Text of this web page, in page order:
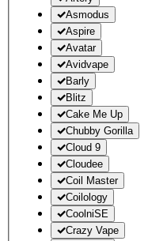
Asmodus
Aspire
Avatar
Avidvape
Barly
Blitz
Cake Me Up
Chubby Gorilla
Cloud 9
Cloudee
Coil Master
Coilology
CoolniSE
Crazy Vape